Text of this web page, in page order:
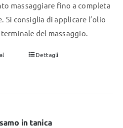
massaggiare fino a completa
Si consiglia di applicare l’olio
del massaggio.
Dettagli
in tanica